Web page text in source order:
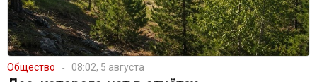
Общество 08:02, 5 августа